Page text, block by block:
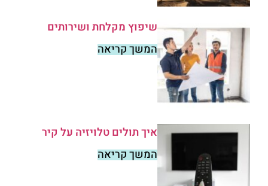
שיפוץ מקלחת ושירותים
המשך קריאה
איך תולים טלויזיה על קיר
המשך קריאה